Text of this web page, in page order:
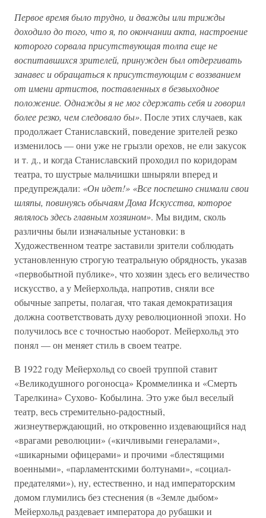
Первое время было трудно, и дважды или трижды
доходило до того, что я, по окончании акта, настроение
которого сорвала присутствующая толпа еще не
воспитавшихся зрителей, принужден был отдергивать
занавес и обращаться к присутствующим с воззванием
от имени артистов, поставленных в безвыходное
положение. Однажды я не мог сдержать себя и говорил
более резко, чем следовало бы». После этих случаев, как
продолжает Станиславский, поведение зрителей резко
изменилось — они уже не грызли орехов, не ели закусок
и т. д., и когда Станиславский проходил по коридорам
театра, то шустрые мальчишки шныряли вперед и
предупреждали: «Он идет!» «Все поспешно снимали свои
шляпы, повинуясь обычаям Дома Искусства, которое
являлось здесь главным хозяином». Мы видим, сколь
различны были изначальные установки: в
Художественном театре заставили зрители соблюдать
установленную строгую театральную обрядность, указав
«первобытной публике», что хозяин здесь его величество
искусство, а у Мейерхольда, напротив, сняли все
обычные запреты, полагая, что такая демократизация
должна соответствовать духу революционной эпохи. Но
получилось все с точностью наоборот. Мейерхольд это
понял — он меняет стиль в своем театре.
В 1922 году Мейерхольд со своей труппой ставит
«Великодушного рогоносца» Кроммелинка и «Смерть
Тарелкина» Сухово- Кобылина. Это уже был веселый
театр, весь стремительно-радостный,
жизнеутверждающий, но откровенно издевающийся над
«врагами революции» («кичливыми генералами»,
«шикарными офицерами» и прочими «блестящими
военными», «парламентскими болтунами», «социал-
предателями»), ну, естественно, и над императорским
домом глумились без стеснения (в «Земле дыбом»
Мейерхольд раздевает императора до рубашки и